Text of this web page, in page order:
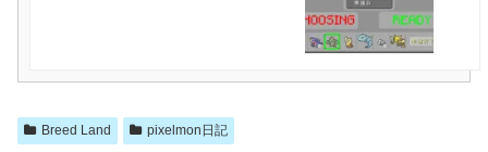
Breed Land pixelmon日記